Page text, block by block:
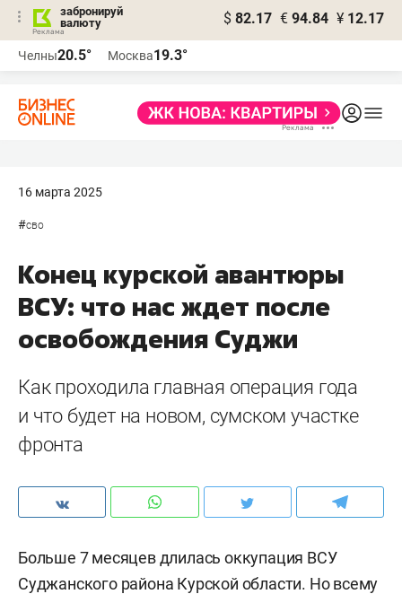
забронируй
валюту
$ 82.17 € 94.84 ¥ 12.17
Челны20.5° Москва19.3°
16 марта 2025
#сво
Конец курской авантюры
ВСУ: что нас ждет после
освобождения Суджи
Как проходила главная операция года
и что будет на новом, сумском участке
фронта
Больше 7 месяцев длилась оккупация ВСУ
Суджанского района Курской области. Но всему